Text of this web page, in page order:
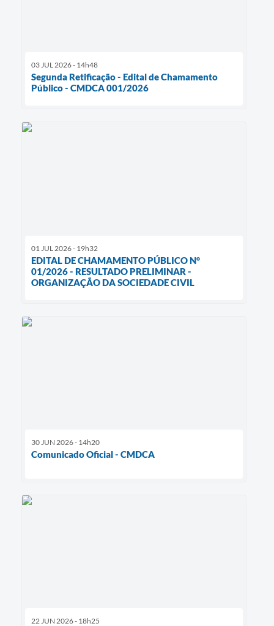
03 JUL 2026 - 14h48
Segunda Retificação - Edital de Chamamento
Público - CMDCA 001/2026
01 JUL 2026 - 19h32
EDITAL DE CHAMAMENTO PÚBLICO N°
01/2026 - RESULTADO PRELIMINAR -
ORGANIZAÇÃO DA SOCIEDADE CIVIL
30 JUN 2026 - 14h20
Comunicado Oficial - CMDCA
22 JUN 2026 - 18h25